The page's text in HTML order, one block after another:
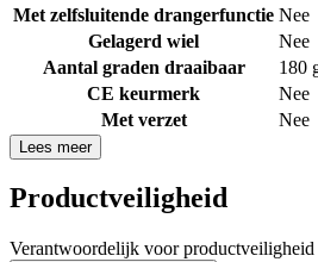
Met zelfsluitende drangerfunctie Nee
Gelagerd wiel
Nee
Aantal graden draaibaar
180
CE keurmerk
Nee
Met verzet
Nee
Lees meer
Productveiligheid
Verantwoordelijk voor productveiligheid